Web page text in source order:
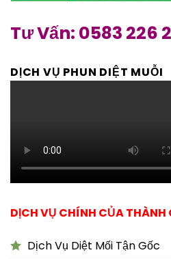
Tư Vấn: 0583 226
DỊCH VỤ PHUN DIỆT MUỖI
DỊCH VỤ CHÍNH CỦA THÀNH
Dịch Vụ Diệt Mối Tận Gốc